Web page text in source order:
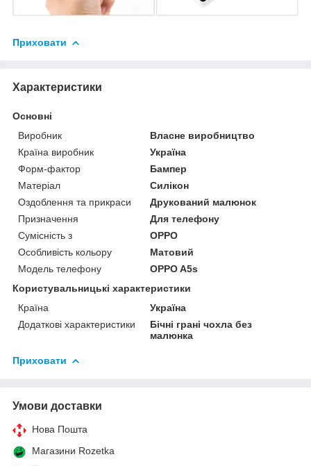
Приховати
Характеристики
Основні
Виробник
Власне виробництво
Країна виробник
Україна
Форм-фактор
Бампер
Матеріал
Силікон
Оздоблення та прикраси
Друкований малюнок
Призначення
Для телефону
Сумісність з
OPPO
Особливість кольору
Матовий
Модель телефону
OPPO A5s
Користувальницькі характеристики
Країна
Україна
Додаткові характеристики
Бічні грані чохла без
малюнка
Приховати
Умови доставки
Нова Пошта
Магазини Rozetka